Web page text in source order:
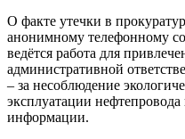
О факте утечки в
анонимному телефонному
ведётся работа для
административной
– за несоблюдение
эксплуатации нефтепровода
информации.